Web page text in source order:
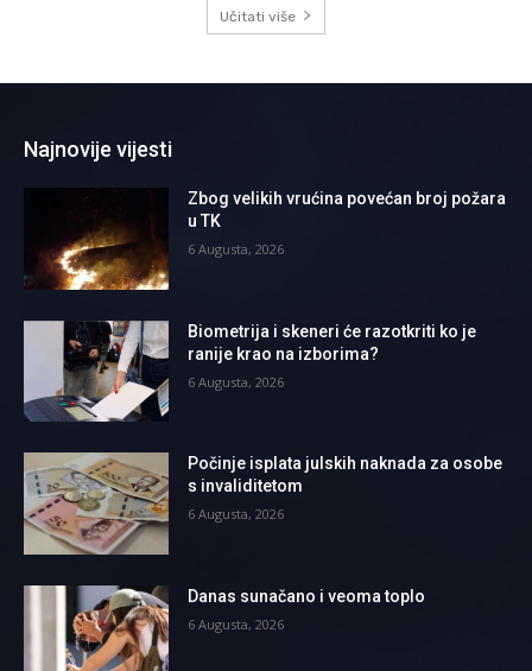
Učitati više
Najnovije vijesti
Zbog velikih vrućina povećan broj požara
u TK
6 Augusta, 2026
Biometrija i skeneri će razotkriti ko je
ranije krao na izborima?
6 Augusta, 2026
Počinje isplata julskih naknada za osobe
s invaliditetom
6 Augusta, 2026
Danas sunačano i veoma toplo
6 Augusta, 2026